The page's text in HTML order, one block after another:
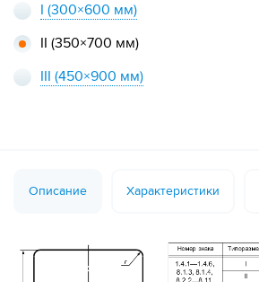
I (300×600 мм)
II (350×700 мм)
III (450×900 мм)
Описание Характеристики